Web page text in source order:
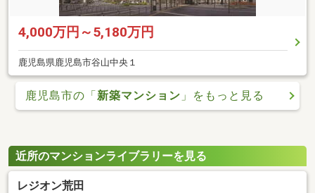
4,000万円～5,180万円
鹿児島県鹿児島市谷山中央１
鹿児島市の「新築マンション 」をもっと見る
近所のマンションライブラリーを見る
レジオン荒田